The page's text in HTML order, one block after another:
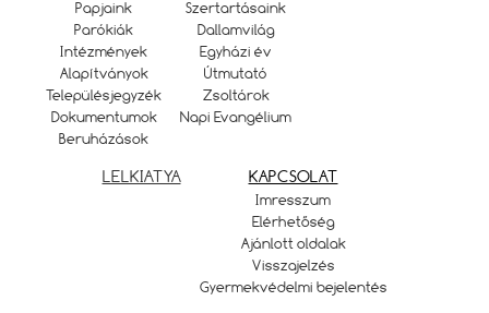
Papjaink
Parókiák
Intézmények
Alapítványok
Településjegyzék
Dokumentumok
Beruházások
Szertartásaink
Dallamvilág
Egyházi év
Útmutató
Zsoltárok
Napi Evangélium
LELKIATYA KAPCSOLAT
Imresszum
Elérhetőség
Ajánlott oldalak
Visszajelzés
Gyermekvédelmi bejelentés